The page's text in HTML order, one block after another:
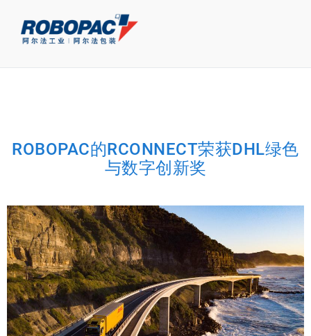
ROBOPAC的RCONNECT荣获DHL绿色
与数字创新奖